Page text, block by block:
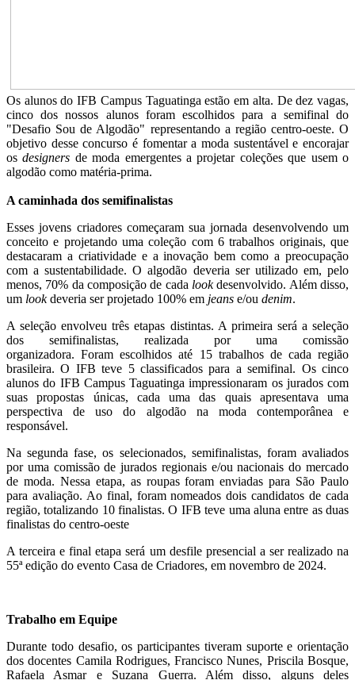
Os alunos do IFB Campus Taguatinga estão em alta. De dez vagas,
cinco dos nossos alunos foram escolhidos para a semifinal do
"Desafio Sou de Algodão" representando a região centro-oeste. O
objetivo desse concurso é fomentar a moda sustentável e encorajar
osdesigners de moda emergentes a projetar coleções que usem o
algodão como matéria-prima.
A caminhada dos semifinalistas
Esses jovens criadores começaram sua jornada desenvolvendo um
conceito e projetando uma coleção com 6 trabalhos originais, que
destacaram a criatividade e a inovação bem como a preocupação
com a sustentabilidade. O algodão deveria ser utilizado em, pelo
menos, 70% da composição de cada lookdesenvolvido. Além disso,
um lookdeveria ser projetado 100% em jeans e/ou denim.
A seleção envolveu três etapas distintas. A primeira será a seleção
dos semifinalistas, realizada por uma comissão
organizadora. Foram escolhidos até 15 trabalhos de cada região
brasileira. O IFB teve 5 classificados para a semifinal. Os cinco
alunos do IFB Campus Taguatinga impressionaram os jurados com
suas propostas únicas, cada uma das quais apresentava uma
perspectiva de uso do algodão na moda contemporânea e
responsável.
Na segunda fase, os selecionados, semifinalistas, foram avaliados
por uma comissão de jurados regionais e/ou nacionais do mercado
de moda. Nessa etapa, as roupas foram enviadas para São Paulo
para avaliação. Ao final, foram nomeados dois candidatos de cada
região, totalizando 10 finalistas. O IFB teve uma aluna entre as duas
finalistas do centro-oeste
A terceira e final etapa será um desfile presencial a ser realizado na
55ª edição do evento Casa de Criadores, em novembro de 2024.
Trabalho em Equipe
Durante todo desafio, os participantes tiveram suporte e orientação
dos docentes Camila Rodrigues, Francisco Nunes, Priscila Bosque,
Rafaela Asmar e Suzana Guerra. Além disso, alguns deles